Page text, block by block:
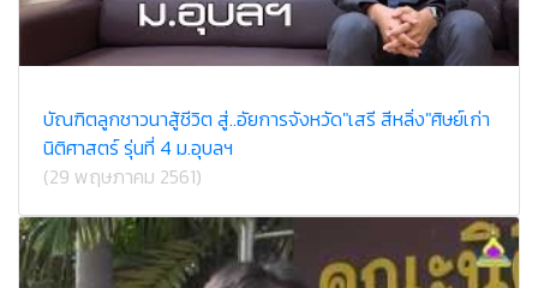
บัณฑิตลูกชาวนาสู้ชีวิต สู่..อัยการจังหวัด"เสรี สีหลิ่ง"ศิษย์เก่า
นิติศาสตร์ รุ่นที่ 4 ม.อุบลฯ
(29 พฤษภาคม 2561)